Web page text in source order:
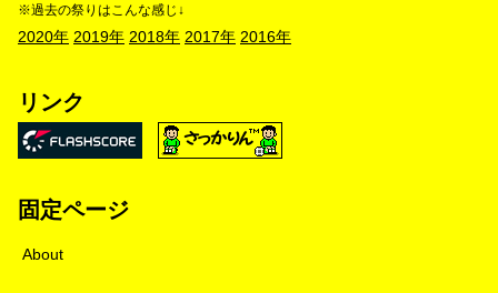
※過去の祭りはこんな感じ↓
2020年 2019年 2018年 2017年 2016年
リンク
固定ページ
About